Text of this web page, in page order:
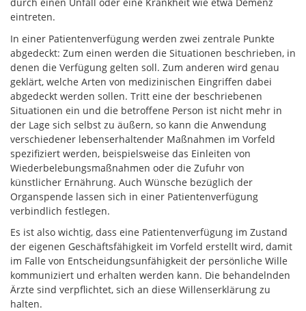
eintreten.
In einer Patientenverfügung werden zwei zentrale Punkte
abgedeckt: Zum einen werden die Situationen beschrieben, in
denen die Verfügung gelten soll. Zum anderen wird genau
geklärt, welche Arten von medizinischen Eingriffen dabei
abgedeckt werden sollen. Tritt eine der beschriebenen
Situationen ein und die betroffene Person ist nicht mehr in
der Lage sich selbst zu äußern, so kann die Anwendung
verschiedener lebenserhaltender Maßnahmen im Vorfeld
spezifiziert werden, beispielsweise das Einleiten von
Wiederbelebungsmaßnahmen oder die Zufuhr von
künstlicher Ernährung. Auch Wünsche bezüglich der
Organspende lassen sich in einer Patientenverfügung
verbindlich festlegen.
Es ist also wichtig, dass eine Patientenverfügung im Zustand
der eigenen Geschäftsfähigkeit im Vorfeld erstellt wird, damit
im Falle von Entscheidungsunfähigkeit der persönliche Wille
kommuniziert und erhalten werden kann. Die behandelnden
Ärzte sind verpflichtet, sich an diese Willenserklärung zu
halten.